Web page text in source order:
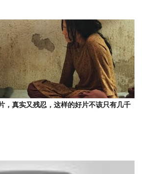
，真实又残忍，这样的好片不该只有几千